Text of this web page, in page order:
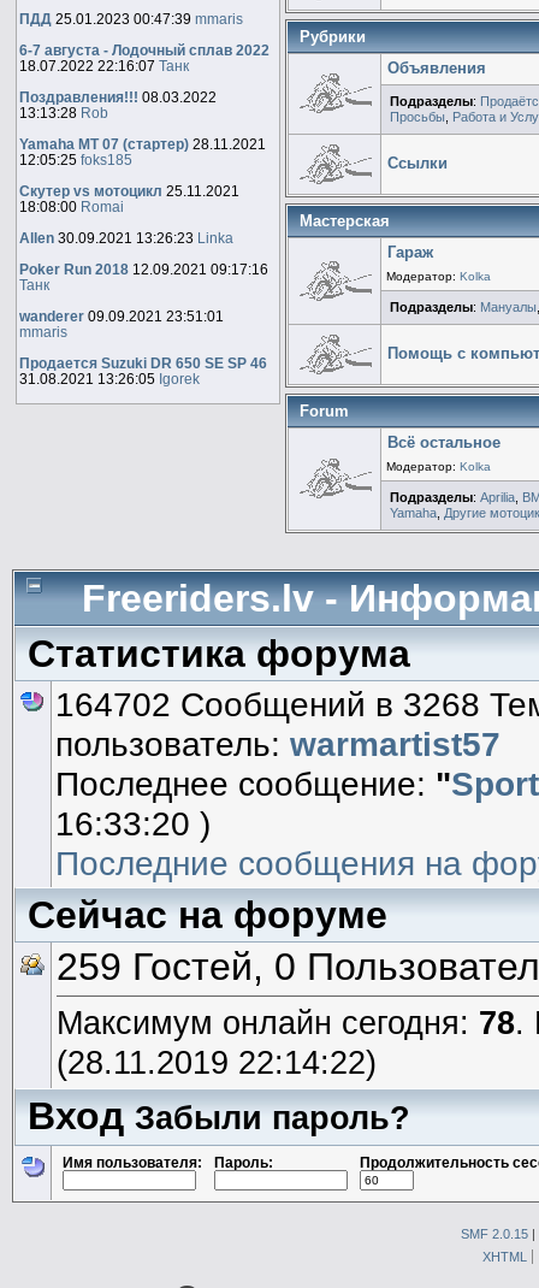
ПДД 25.01.2023 00:47:39mmaris
6-7 августа - Лодочный сплав 2022
18.07.2022 22:16:07Танк
Поздравления!!! 08.03.2022
13:13:28 Rob
Yamaha MT 07 (стартер) 28.11.2021
12:05:25foks185
Скутер vs мотоцикл25.11.2021
18:08:00 Romai
Allen 30.09.2021 13:26:23 Linka
Poker Run 2018 12.09.2021 09:17:16
Танк
wanderer 09.09.2021 23:51:01
mmaris
Продается Suzuki DR 650 SE SP 46
31.08.2021 13:26:05 Igorek
Рубрики
Объявления
Подразделы:
Просьбы
Работа и
Ссылки
Мастерская
Гараж
Модератор: Kolka
Подразделы: Мануалы
Помощь с
Forum
Всё остальное
Модератор: Kolka
Подразделы:Aprilia
Yamaha Другие
Freeriders.lv -
Статистика форума
164702 Сообщений в 3268
пользователь:warmartist57
Последнее сообщение: "
16:33:20 )
Последние сообщения на
Сейчас на форуме
259 Гостей, 0
Максимум онлайн сегодня: 78.
(28.11.2019 22:14:22)
ВходЗабыли пароль?
Имя пользователя: Пароль: Продолжительность
SMF 2.0.15|
XHTML